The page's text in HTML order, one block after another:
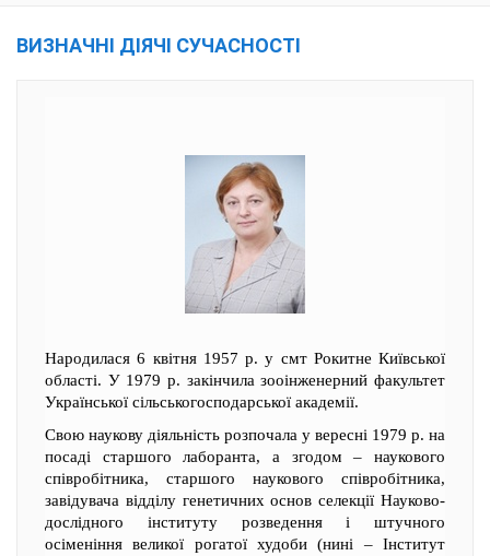
ВИЗНАЧНІ ДІЯЧІ СУЧАСНОСТІ
Народилася 6 квітня 1957 р. у смт Рокитне Київської
області. У 1979 р. закінчила зооінженерний факультет
Української сільськогосподарської академії.
Свою наукову діяльність розпочала у вересні 1979 р. на
посаді старшого лаборанта, а згодом – наукового
співробітника, старшого наукового співробітника,
завідувача відділу генетичних основ селекції Науково-
дослідного інституту розведення і штучного
осіменіння великої рогатої худоби (нині – Інститут